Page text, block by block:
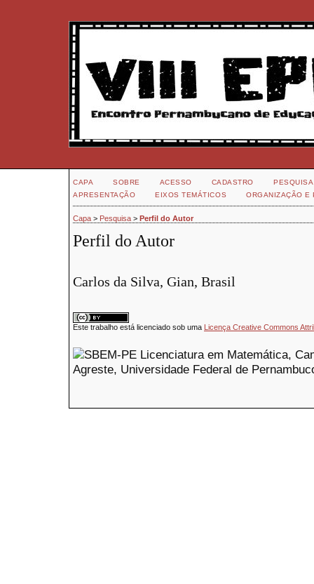
CAPA SOBRE ACESSO CADASTRO
PESQUISA
APRESENTAÇÃO
EIXOS TEMÁTICOS ORGANIZAÇÃO E
Capa > Pesquisa > Perfil do Autor
Perfil do Autor
Carlos da Silva, Gian, Brasil
Este trabalho está licenciado sob uma Licença Creative Commons